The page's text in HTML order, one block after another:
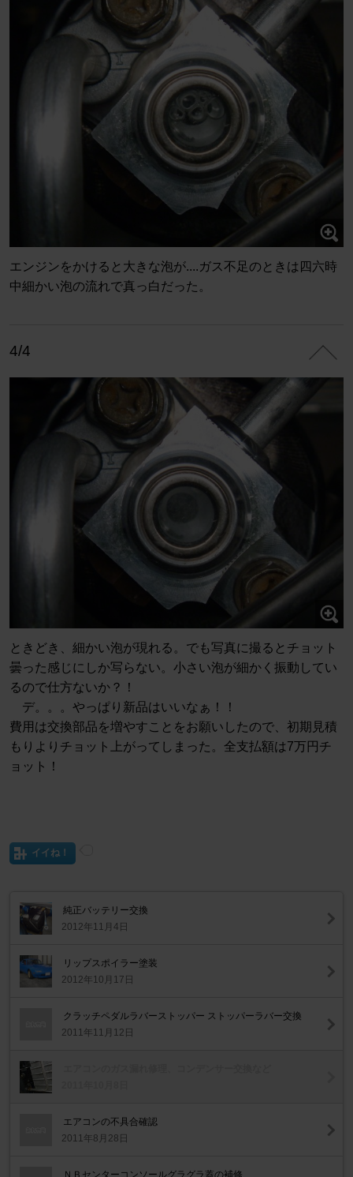
エンジンをかけると大きな泡が....ガス不足のときは四六時
中細かい泡の流れで真っ白だった。
4/4
ときどき、細かい泡が現れる。でも写真に撮るとチョット
曇った感じにしか写らない。小さい泡が細かく振動してい
るので仕方ないか？！
デ。。。やっぱり新品はいいなぁ！！
費用は交換部品を増やすことをお願いしたので、初期見積
もりよりチョット上がってしまった。全支払額は7万円チ
ョット！
イイね！
純正バッテリー交換
2012年11月4日
リップスポイラー塗装
2012年10月17日
クラッチペダルラバーストッパー ストッパーラバー交換
2011年11月12日
エアコンの不具合確認
2011年8月28日
ＮＢセンターコンソールグラグラ蓋の補修